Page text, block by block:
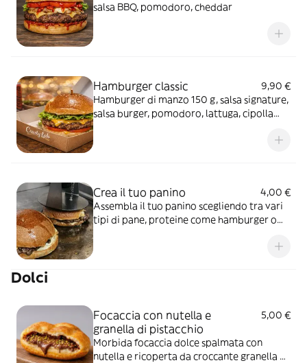
salsa BBQ, pomodoro, cheddar
Hamburger classic
9,90 €
Hamburger di manzo 150 g, salsa signature,
salsa burger, pomodoro, lattuga, cipolla
Crea il tuo panino
4,00 €
Assembla il tuo panino scegliendo tra vari
tipi di pane, proteine come hamburger o
Dolci
Focaccia con nutella e
granella di pistacchio
5,00 €
Morbida focaccia dolce spalmata con
nutella e ricoperta da croccante granella di